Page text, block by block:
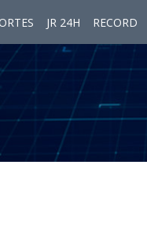
JR 24H RECORD